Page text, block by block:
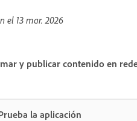
el 13 mar. 2026
y publicar contenido en
la aplicación